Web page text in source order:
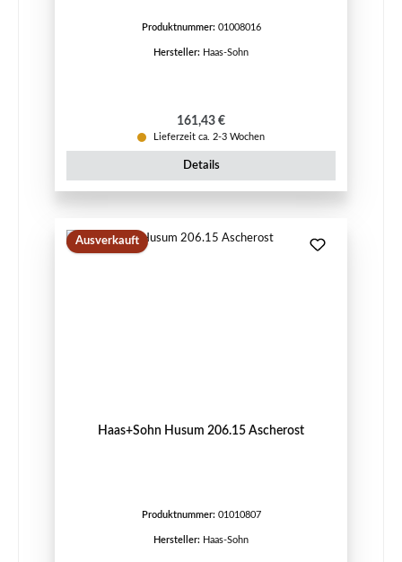
Produktnummer: 01008016
Hersteller: Haas-Sohn
Regulärer Preis:
161,43 €
Lieferzeit ca. 2-3 Wochen
Details
Ausverkauft
Haas+Sohn Husum 206.15 Ascherost
Produktnummer: 01010807
Hersteller: Haas-Sohn